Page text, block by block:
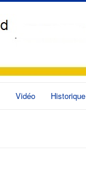
Vidéo Historique